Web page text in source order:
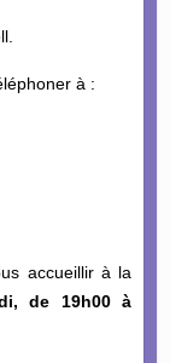
à :
accueillir à la
de 19h00 à